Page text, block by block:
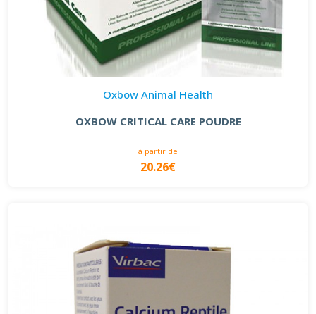
Oxbow Animal Health
OXBOW CRITICAL CARE POUDRE
à partir de
20.26€